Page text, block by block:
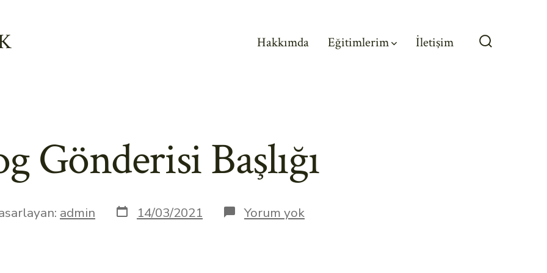
Hakkımda Eğitimlerim İletişim
Gönderisi Başlığı
admin Yazı
tarihi
14/03/2021 Yorum yokBlog
Gönderisi